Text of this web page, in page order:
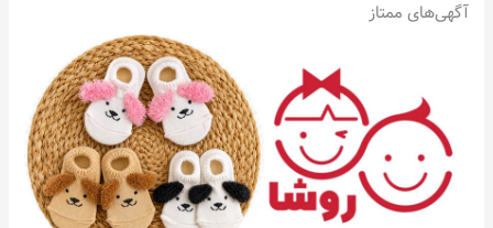
آگهی‌های ممتاز